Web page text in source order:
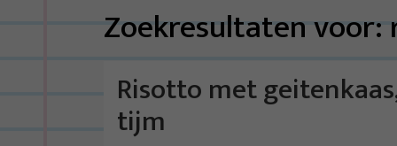
Zoekresultaten voor:
Risotto met
tijm